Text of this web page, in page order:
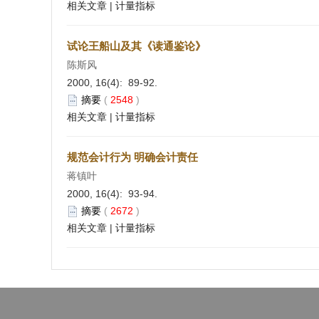
相关文章 | 计量指标
试论王船山及其《读通鉴论》
陈斯风
2000, 16(4): 89-92.
摘要 ( 2548 )
相关文章 | 计量指标
规范会计行为 明确会计责任
蒋镇叶
2000, 16(4): 93-94.
摘要 ( 2672 )
相关文章 | 计量指标